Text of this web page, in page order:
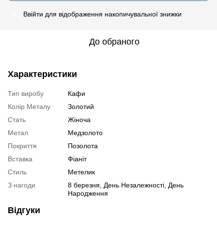
Ввійти для відображення накопичувальної знижки
До обраного
Характеристики
Тип виробу
Кафи
Колір Металу
Золотий
Стать
Жіноча
Метал
Медзолото
Покриття
Позолота
Вставка
Фіаніт
Стиль
Метелик
З нагоди
8 березня, День Незалежності, День
Народження
Відгуки